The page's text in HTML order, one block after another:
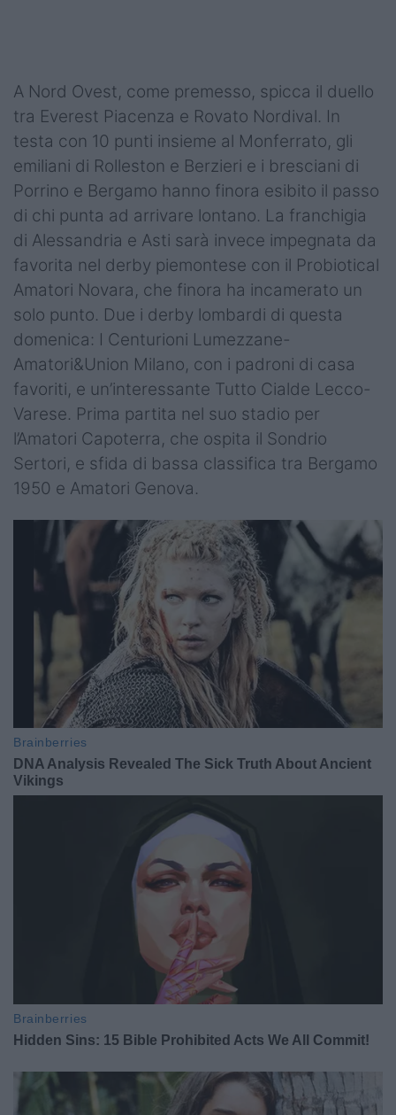
A Nord Ovest, come premesso, spicca il duello
tra Everest Piacenza e Rovato Nordival. In
testa con 10 punti insieme al Monferrato, gli
emiliani di Rolleston e Berzieri e i bresciani di
Porrino e Bergamo hanno finora esibito il passo
di chi punta ad arrivare lontano. La franchigia
di Alessandria e Asti sarà invece impegnata da
favorita nel derby piemontese con il Probiotical
Amatori Novara, che finora ha incamerato un
solo punto. Due i derby lombardi di questa
domenica: I Centurioni Lumezzane-
Amatori&Union Milano, con i padroni di casa
favoriti, e un’interessante Tutto Cialde Lecco-
Varese. Prima partita nel suo stadio per
l’Amatori Capoterra, che ospita il Sondrio
Sertori, e sfida di bassa classifica tra Bergamo
1950 e Amatori Genova.